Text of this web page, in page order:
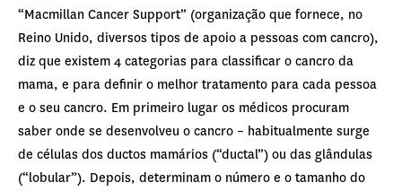
“Macmillan Cancer Support” (organização que fornece, no
Reino Unido, diversos tipos de apoio a pessoas com cancro),
diz que existem 4 categorias para classificar o cancro da
mama, e para definir o melhor tratamento para cada pessoa
e o seu cancro. Em primeiro lugar os médicos procuram
saber onde se desenvolveu o cancro – habitualmente surge
de células dos ductos mamários (“ductal”) ou das glândulas
(“lobular”). Depois, determinam o número e o tamanho do